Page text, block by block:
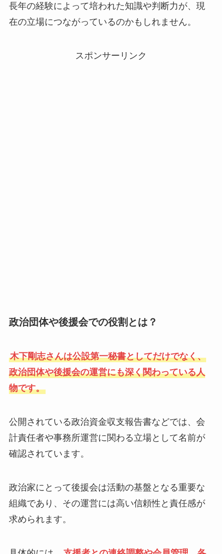
長年の経験によって培われた知識や判断力が、現
在の立場につながっているのかもしれません。
スポンサーリンク
政治団体や後援会での役割とは？
木下剛志さんは公設第一秘書としてだけでなく、
政治団体や後援会の運営にも深く関わっている人
物です。
公開されている政治資金収支報告書などでは、会
計責任者や事務所運営に関わる立場として名前が
確認されています。
政治家にとって後援会は活動の基盤となる重要な
組織であり、その運営には高い信頼性と責任感が
求められます。